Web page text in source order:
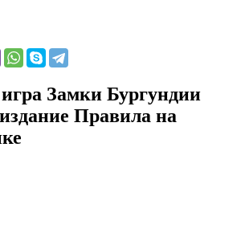
Замки Бургундии
Правила на